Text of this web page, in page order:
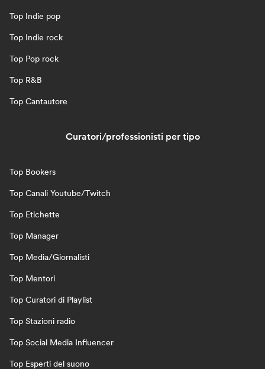
Top Indie pop
Top Indie rock
Top Pop rock
Top R&B
Top Cantautore
Curatori/professionisti per tipo
Top Bookers
Top Canali Youtube/Twitch
Top Etichette
Top Manager
Top Media/Giornalisti
Top Mentori
Top Curatori di Playlist
Top Stazioni radio
Top Social Media Influencer
Top Esperti del suono